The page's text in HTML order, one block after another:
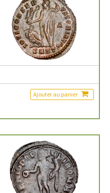
Ajouter au panier